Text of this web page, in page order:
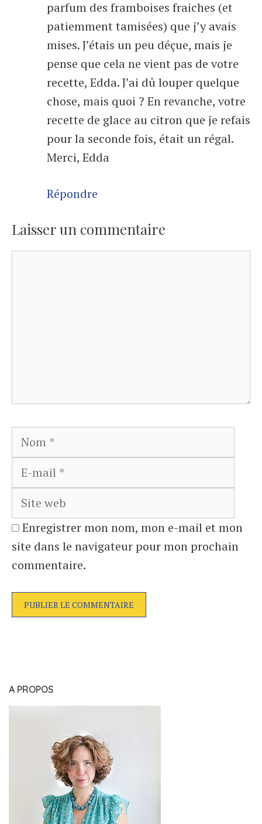
parfum des framboises fraiches (et
patiemment tamisées) que j’y avais
mises. J’étais un peu déçue, mais je
pense que cela ne vient pas de votre
recette, Edda. J’ai dû louper quelque
chose, mais quoi ? En revanche, votre
recette de glace au citron que je refais
pour la seconde fois, était un régal.
Merci, Edda
Répondre
Laisser un commentaire
Nom
Enregistrer mon nom, mon e-mail et mon
site dans le navigateur pour mon prochain
commentaire.
A PROPOS